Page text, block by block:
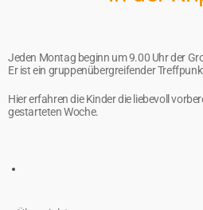
Jeden Montag beginn um 9.00 Uhr der
Er ist ein gruppenübergreifender
Hier erfahren die Kinder die liebevoll
gestarteten Woche.